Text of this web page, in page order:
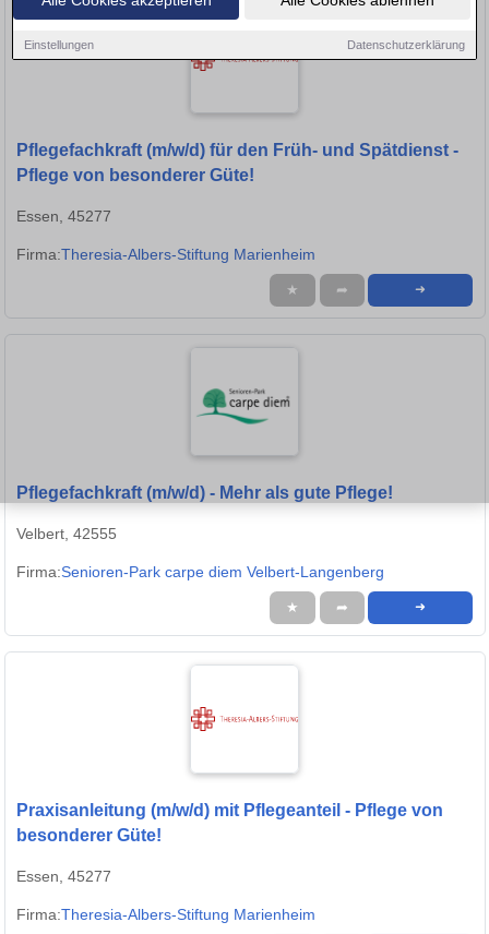
Einstellungen Datenschutzerklärung
Pflegefachkraft (m/w/d) für den Früh- und Spätdienst -
Pflege von besonderer Güte!
Essen, 45277
Firma:Theresia-Albers-Stiftung Marienheim
★ ➦ ➜
Pflegefachkraft (m/w/d) - Mehr als gute Pflege!
Velbert, 42555
Firma:Senioren-Park carpe diem Velbert-Langenberg
★ ➦ ➜
Praxisanleitung (m/w/d) mit Pflegeanteil - Pflege von
besonderer Güte!
Essen, 45277
Firma:Theresia-Albers-Stiftung Marienheim